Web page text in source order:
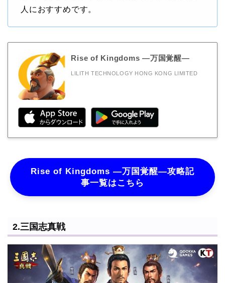
人におすすめです。
Rise of Kingdoms ―万国覚醒―
LILITH TECHNOLOGY HONG KONG LIMITED
Rise of Kingdoms ―万国覚醒―攻略記
事一覧はこちら
2.三国志真戦